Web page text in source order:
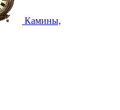
Камины,